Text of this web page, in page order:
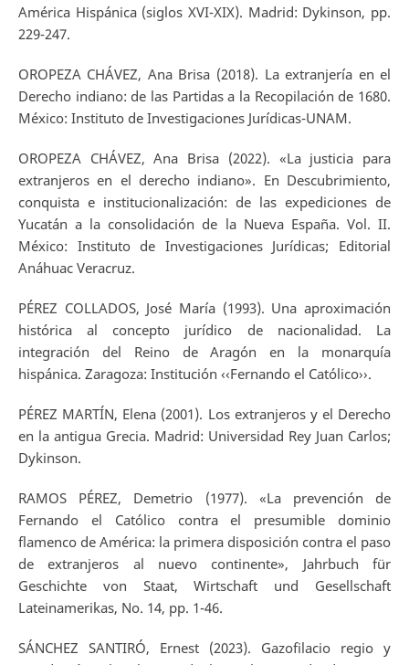
América Hispánica (siglos XVI-XIX). Madrid: Dykinson, pp.
229-247.
OROPEZA CHÁVEZ, Ana Brisa (2018). La extranjería en el
Derecho indiano: de las Partidas a la Recopilación de 1680.
México: Instituto de Investigaciones Jurídicas-UNAM.
OROPEZA CHÁVEZ, Ana Brisa (2022). «La justicia para
extranjeros en el derecho indiano». En Descubrimiento,
conquista e institucionalización: de las expediciones de
Yucatán a la consolidación de la Nueva España. Vol. II.
México: Instituto de Investigaciones Jurídicas; Editorial
Anáhuac Veracruz.
PÉREZ COLLADOS, José María (1993). Una aproximación
histórica al concepto jurídico de nacionalidad. La
integración del Reino de Aragón en la monarquía
hispánica. Zaragoza: Institución ‹‹Fernando el Católico››.
PÉREZ MARTÍN, Elena (2001). Los extranjeros y el Derecho
en la antigua Grecia. Madrid: Universidad Rey Juan Carlos;
Dykinson.
RAMOS PÉREZ, Demetrio (1977). «La prevención de
Fernando el Católico contra el presumible dominio
flamenco de América: la primera disposición contra el paso
de extranjeros al nuevo continente», Jahrbuch für
Geschichte von Staat, Wirtschaft und Gesellschaft
Lateinamerikas, No. 14, pp. 1-46.
SÁNCHEZ SANTIRÓ, Ernest (2023). Gazofilacio regio y